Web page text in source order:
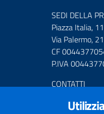
SEDI DELLA
Piazza Italia,
Via Palermo,
CF
P.IVA
CONTATTI
Numero